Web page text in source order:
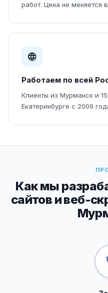
работ. Цена не меняется
Работаем по всей
Клиенты из Мурманск и
Екатеринбурге с 2009
Как мы
сайтов и веб-